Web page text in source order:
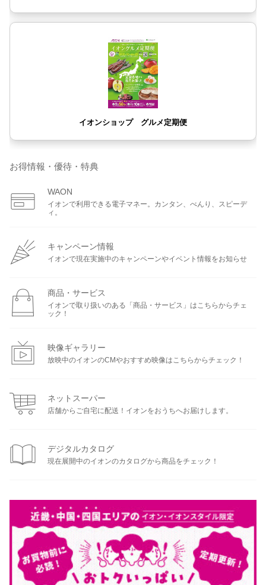
お得情報・優待・特典
WAON
イオンで利用できる電子マネー。カンタン、べんり、スピーデ
ィ。
キャンペーン情報
イオンで現在実施中のキャンペーンやイベント情報をお知らせ
商品・サービス
イオンで取り扱いのある「商品・サービス」はこちらからチェ
ック！
映像ギャラリー
放映中のイオンのCMやおすすめ映像はこちらからチェック！
ネットスーパー
店舗からご自宅に配送！イオンをおうちへお届けします。
デジタルカタログ
現在展開中のイオンのカタログから商品をチェック！